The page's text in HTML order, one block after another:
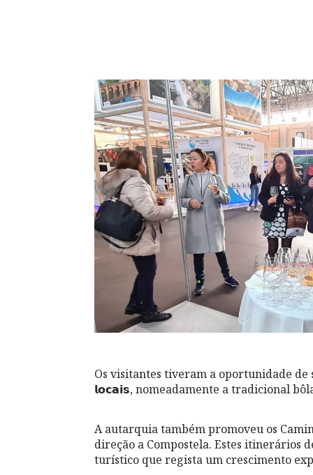
Os visitantes tiveram a oportunidade
𝗹𝗼𝗰𝗮𝗶𝘀, nomeadamente a tradicional
A autarquia também promoveu os
direção a Compostela. Estes itinerários
turístico que regista um crescimento